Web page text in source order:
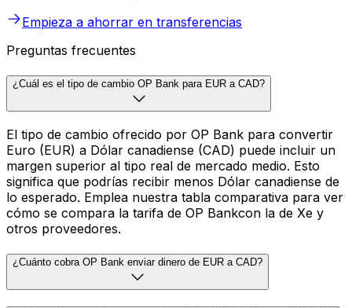
Empieza a ahorrar en transferencias
Preguntas frecuentes
¿Cuál es el tipo de cambio OP Bank para EUR a CAD?
El tipo de cambio ofrecido por OP Bank para convertir
Euro (EUR) a Dólar canadiense (CAD) puede incluir un
margen superior al tipo real de mercado medio. Esto
significa que podrías recibir menos Dólar canadiense de
lo esperado. Emplea nuestra tabla comparativa para ver
cómo se compara la tarifa de OP Bankcon la de Xe y
otros proveedores.
¿Cuánto cobra OP Bank enviar dinero de EUR a CAD?